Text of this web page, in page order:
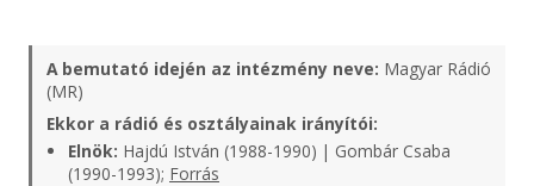
A bemutató idején az intézmény neve: Magyar Rádió
(MR)
Ekkor a rádió és osztályainak irányítói:
Elnök: Hajdú István (1988-1990) | Gombár Csaba
(1990-1993); Forrás